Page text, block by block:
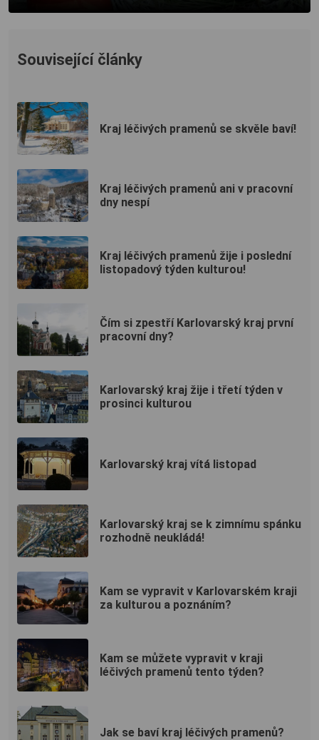
Související články
Kraj léčivých pramenů se skvěle baví!
Kraj léčivých pramenů ani v pracovní
dny nespí
Kraj léčivých pramenů žije i poslední
listopadový týden kulturou!
Čím si zpestří Karlovarský kraj první
pracovní dny?
Karlovarský kraj žije i třetí týden v
prosinci kulturou
Karlovarský kraj vítá listopad
Karlovarský kraj se k zimnímu spánku
rozhodně neukládá!
Kam se vypravit v Karlovarském kraji
za kulturou a poznáním?
Kam se můžete vypravit v kraji
léčivých pramenů tento týden?
Jak se baví kraj léčivých pramenů?